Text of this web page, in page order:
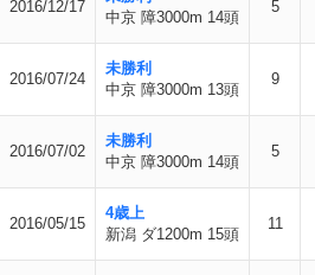
2016/12/17
中京 障3000m 14頭
5
2016/07/24
未勝利
中京 障3000m 13頭
9
2016/07/02
未勝利
中京 障3000m 14頭
5
2016/05/15
4歳上
新潟 ダ1200m 15頭
11